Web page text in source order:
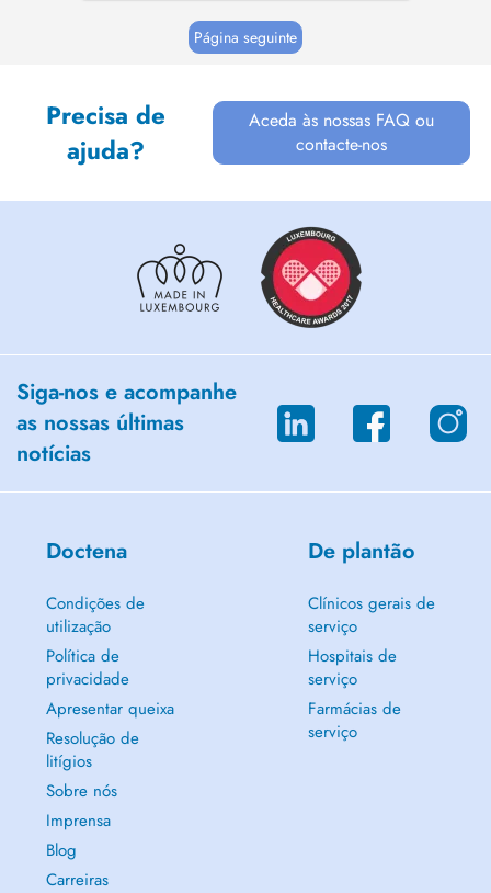
10 minutes à pied ...Página seguinte
Precisa de
ajuda?
Aceda às nossas FAQ ou
contacte-nos
Siga-nos e acompanhe
as nossas últimas
notícias
Doctena
Condições de
utilização
Política de
privacidade
Apresentar queixa
Resolução de
litígios
Sobre nós
Imprensa
Blog
Carreiras
De plantão
Clínicos gerais de
serviço
Hospitais de
serviço
Farmácias de
serviço